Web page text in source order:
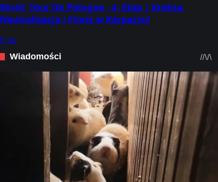
Skrót: Tour De Pologne - 4. Etap | Kraksa,
Neutralizacja i Finisz w Karpaczu!
6 sie